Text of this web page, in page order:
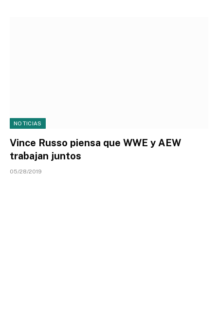
NOTICIAS
Vince Russo piensa que WWE y AEW
trabajan juntos
05/28/2019